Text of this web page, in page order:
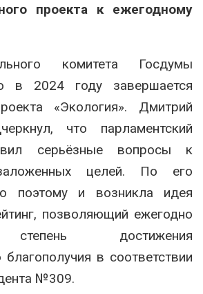
проекта к ежегодному
комитета Госдумы
в 2024 году завершается
«Экология». Дмитрий
что парламентский
серьёзные вопросы к
целей. По его
поэтому и возникла идея
позволяющий ежегодно
степень достижения
благополучия в соответствии
№309.